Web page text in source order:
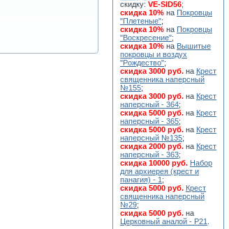
скидку: VE-SID56;
скидка 10% на Покровцы
"Плетеные";
скидка 10% на Покровцы
"Воскресение";
скидка 10% на Вышитые
покровцы и воздух
"Рождество";
скидка 3000 руб. на Крест
священника наперсный
№155;
скидка 3000 руб. на Крест
наперсный - 364;
скидка 5000 руб. на Крест
наперсный - 365;
скидка 5000 руб. на Крест
наперсный №135;
скидка 2000 руб. на Крест
наперсный - 363;
скидка 10000 руб. Набор
для архиерея (крест и
панагия) - 1 ;
скидка 5000 руб. Крест
священника наперсный
№29;
скидка 5000 руб. на
Церковный аналой - Р21